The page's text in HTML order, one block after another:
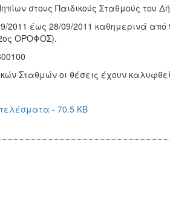
στους Παιδικούς Σταθμούς του
2011 έως 28/09/2011 καθημερινά
ΟΡΟΦΟΣ).
Σταθμών οι θέσεις έχουν
- 70.5 KB